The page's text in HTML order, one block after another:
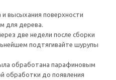
и высыхания поверхности
для дерева.
две недели после сборки
подтягивайте шурупы
обработана парафиновым
обработки до появления